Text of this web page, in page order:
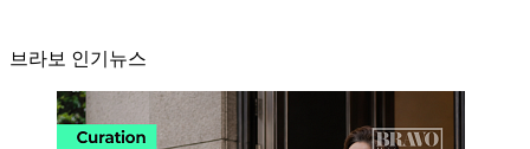
브라보 인기뉴스